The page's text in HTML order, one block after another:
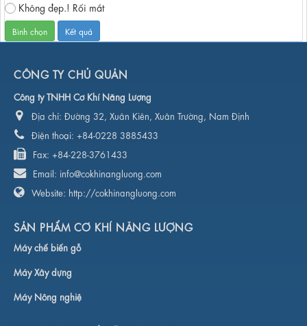
Không đẹp.! Rối mắt
CÔNG TY CHỦ QUẢN
Công ty TNHH Cơ Khí Năng Lượng
Địa chỉ: Đường 32, Xuân Kiên, Xuân Trường, Nam Định
Điện thoại: +84-0228 3885433
Fax: +84-228-3761433
Email: info@cokhinangluong.com
Website: http://cokhinangluong.com
SẢN PHẨM CƠ KHÍ NĂNG LƯỢNG
Máy chế biến gỗ
Máy Xây dựng
Máy Nông nghiệ